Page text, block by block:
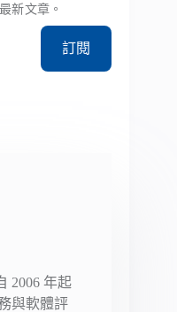
新文章。
訂閱
2006 年起
與軟體評